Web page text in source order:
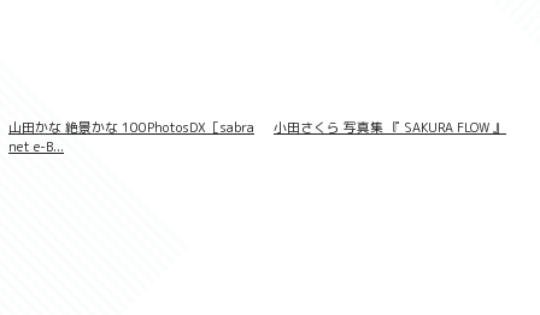
山田かな 絶景かな 100PhotosDX［sabra
net e-B...
小田さくら 写真集 『 SAKURA FLOW 』